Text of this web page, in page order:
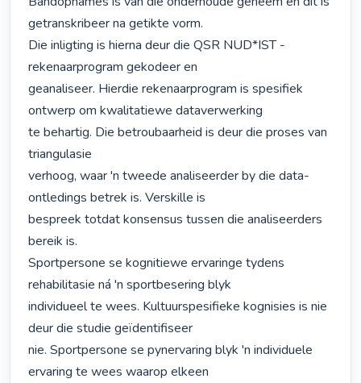
getranskribeer na getikte vorm.
Die inligting is hierna deur die QSR NUD*IST -
rekenaarprogram gekodeer en
geanaliseer. Hierdie rekenaarprogram is spesifiek
ontwerp om kwalitatiewe dataverwerking
te behartig. Die betroubaarheid is deur die proses van
triangulasie
verhoog, waar 'n tweede analiseerder by die data-
ontledings betrek is. Verskille is
bespreek totdat konsensus tussen die analiseerders
bereik is.
Sportpersone se kognitiewe ervaringe tydens
rehabilitasie ná 'n sportbesering blyk
individueel te wees. Kultuurspesifieke kognisies is nie
deur die studie geïdentifiseer
nie. Sportpersone se pynervaring blyk 'n individuele
ervaring te wees waarop elkeen